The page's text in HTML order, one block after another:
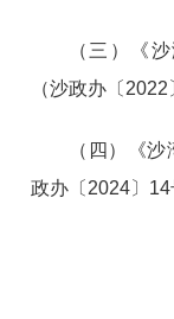
（三）《
（沙政办〔2022
（四）《
政办〔2024〕14